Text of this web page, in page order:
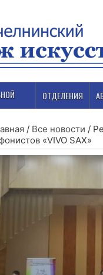
ОТДЕЛЕНИЯ
/ Все новости /
«VIVO SAX»